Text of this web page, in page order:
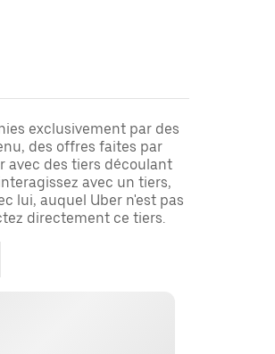
exclusivement par des
des offres faites par
avec des tiers découlant
avec un tiers,
lui, auquel Uber n'est pas
directement ce tiers.